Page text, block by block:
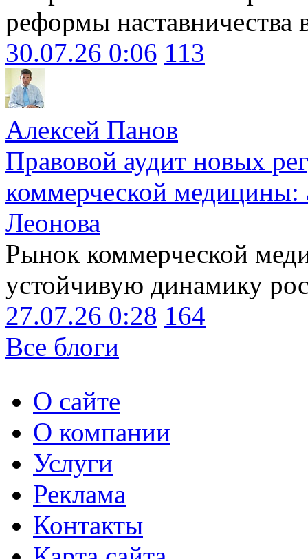
реформы наставничества
30.07.26 0:06 113
Алексей Панов
Правовой аудит новых
коммерческой медицины:
Леонова
Рынок коммерческой
устойчивую динамику
27.07.26 0:28 164
Все блоги
О сайте
О компании
Услуги
Реклама
Контакты